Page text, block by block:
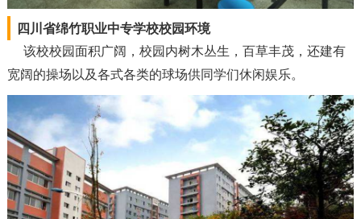
四川省绵竹职业中专学校校园环境
该校校园面积广阔，校园内树木丛生，百草丰茂，还建有
宽阔的操场以及各式各类的球场供同学们休闲娱乐。